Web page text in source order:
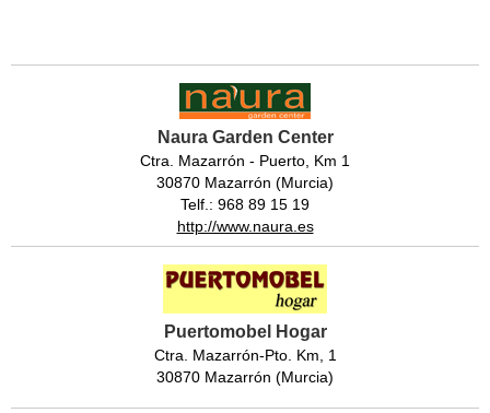
Naura Garden Center
Ctra. Mazarrón - Puerto, Km 1
30870 Mazarrón (Murcia)
Telf.: 968 89 15 19
http://www.naura.es
Puertomobel Hogar
Ctra. Mazarrón-Pto. Km, 1
30870 Mazarrón (Murcia)